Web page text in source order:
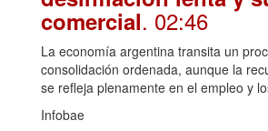
comercial. 02:46
La economía argentina transita un
consolidación ordenada, aunque la
se refleja plenamente en el empleo y
Infobae